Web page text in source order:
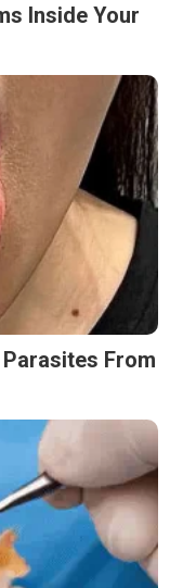
Inside Your
From